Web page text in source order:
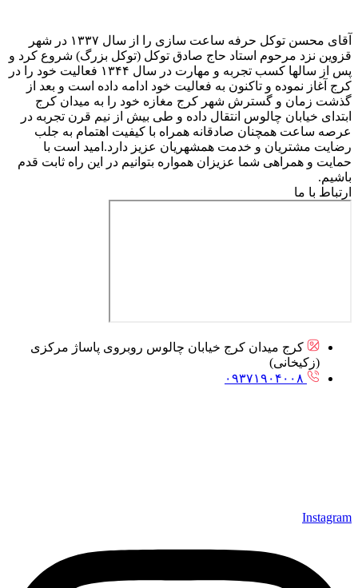
آقای محسن توکل حرفه ساعت سازی را از سال ۱۳۳۷ در شهر
قزوین نزد مرحوم استاد حاج صادق توکل (توکل بزرگ) شروع کرد و
پس از سالها کسب تجربه و مهارت در سال ۱۳۴۴ فعالیت خود را در
کرج آغاز نموده و تاکنون به فعالیت خود ادامه داده است و بعد از
گذشت زمان و گسترش شهر کرج مغازه خود را به میدان کرج
ابتدای خیابان چالوس انتقال داده و طی بیش از نیم قرن تجربه در
عرصه ساعت همچنان صادقانه همراه با کیفیت اهتمام به جلب
رضایت مشتریان و خدمت همشهریان عزیز دارد.امید است با
حمایت و همراهی شما عزیزان همواره بتوانیم در این راه ثابت قدم
باشیم.
ارتباط با ما
کرج میدان کرج خیابان چالوس روبروی پاساژ مرکزی
(زکیخانی)
۰۹۳۷۱۹۰۴۰۰۸
Instagram